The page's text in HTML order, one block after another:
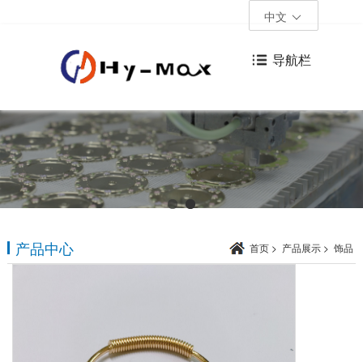
中文
导航栏
产品中心 首页 > 产品展示 > 饰品